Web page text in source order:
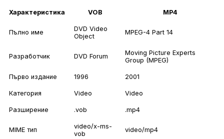
Характеристика VOB MP4
Пълно име
DVD Video
Object
MPEG-4 Part 14
Разработчик DVD Forum
Moving Picture Experts
Group (MPEG)
Първо издание 1996 2001
Категория Video Video
Разширение .vob .mp4
MIME тип
video/x-ms-
vob
video/mp4